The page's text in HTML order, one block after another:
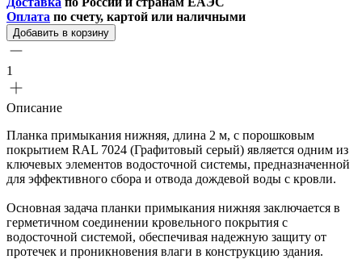
Оплата по счету, картой или наличными
Добавить в корзину
1
Описание
Планка примыкания нижняя, длина 2 м, с порошковым
покрытием RAL 7024 (Графитовый серый) является одним из
ключевых элементов водосточной системы, предназначенной
для эффективного сбора и отвода дождевой воды с кровли.
Основная задача планки примыкания нижняя заключается в
герметичном соединении кровельного покрытия с
водосточной системой, обеспечивая надежную защиту от
протечек и проникновения влаги в конструкцию здания.